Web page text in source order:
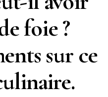
foie ?
sur ce